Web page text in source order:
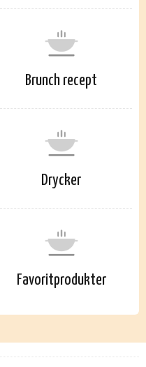
Brunch recept
Drycker
Favoritprodukter